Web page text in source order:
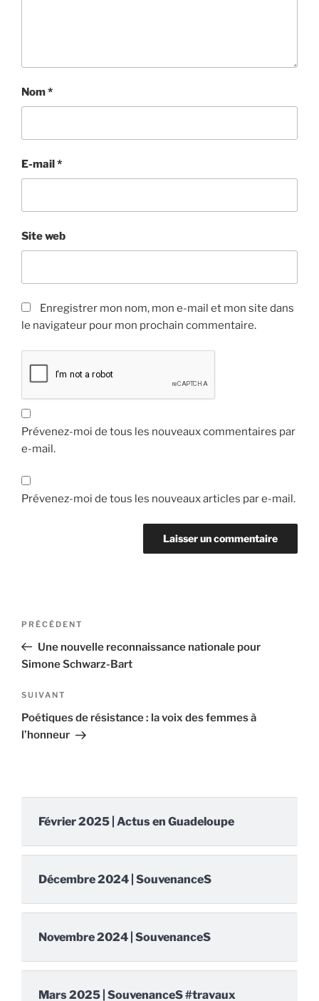
Nom*
E-mail*
Site web
Enregistrer mon nom, mon e-mail et mon site dans
le navigateur pour mon prochain commentaire.
Prévenez-moi de tous les nouveaux commentaires par
e-mail.
Prévenez-moi de tous les nouveaux articles par e-mail.
Navigation
l’article
Article
précédent
PRÉCÉDENT
Une nouvelle reconnaissance nationale pour
Simone Schwarz-Bart
Article
suivant
SUIVANT
Poétiques de résistance : la voix des femmes à
l’honneur
Février 2025 | Actus en Guadeloupe
Décembre 2024 | SouvenanceS
Novembre 2024 | SouvenanceS
Mars 2025 | SouvenanceS #travaux